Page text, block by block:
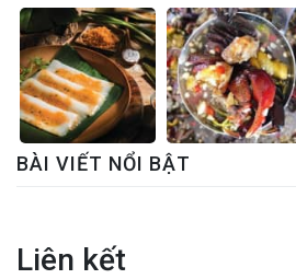
BÀI VIẾT NỔI BẬT
Liên kết